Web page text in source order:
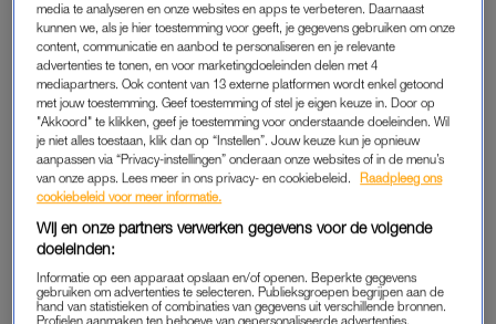
media te analyseren en onze websites en apps te verbeteren. Daarnaast
kunnen we, als je hier toestemming voor geeft, je gegevens gebruiken om onze
content, communicatie en aanbod te personaliseren en je relevante
advertenties te tonen, en voor marketingdoeleinden delen met 4
mediapartners. Ook content van 13 externe platformen wordt enkel getoond
met jouw toestemming. Geef toestemming of stel je eigen keuze in. Door op
"Akkoord" te klikken, geef je toestemming voor onderstaande doeleinden. Wil
je niet alles toestaan, klik dan op “Instellen”. Jouw keuze kun je opnieuw
aanpassen via “Privacy-instellingen” onderaan onze websites of in de menu’s
van onze apps. Lees meer in ons privacy- en cookiebeleid.
Raadpleeg ons
cookiebeleid voor meer informatie.
Wij en onze partners verwerken gegevens voor de volgende
doeleinden:
Informatie op een apparaat opslaan en/of openen. Beperkte gegevens
gebruiken om advertenties te selecteren. Publieksgroepen begrijpen aan de
hand van statistieken of combinaties van gegevens uit verschillende bronnen.
Profielen aanmaken ten behoeve van gepersonaliseerde advertenties.